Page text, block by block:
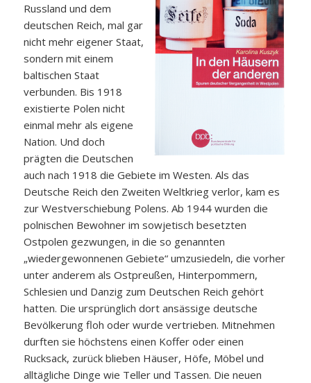
Russland und dem
deutschen Reich, mal gar
nicht mehr eigener Staat,
sondern mit einem
baltischen Staat
verbunden. Bis 1918
existierte Polen nicht
einmal mehr als eigene
Nation. Und doch
prägten die Deutschen
auch nach 1918 die Gebiete im Westen. Als das
Deutsche Reich den Zweiten Weltkrieg verlor, kam es
zur Westverschiebung Polens. Ab 1944 wurden die
polnischen Bewohner im sowjetisch besetzten
Ostpolen gezwungen, in die so genannten
„wiedergewonnenen Gebiete“ umzusiedeln, die vorher
unter anderem als Ostpreußen, Hinterpommern,
Schlesien und Danzig zum Deutschen Reich gehört
hatten. Die ursprünglich dort ansässige deutsche
Bevölkerung floh oder wurde vertrieben. Mitnehmen
durften sie höchstens einen Koffer oder einen
Rucksack, zurück blieben Häuser, Höfe, Möbel und
alltägliche Dinge wie Teller und Tassen. Die neuen